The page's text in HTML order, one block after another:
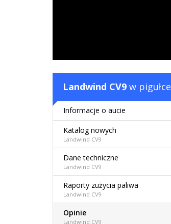
Landwind CV9 w pigułce
Informacje o aucie
Katalog nowych
Landwind CV9
Dane techniczne
Landwind CV9
Raporty zużycia paliwa
Landwind CV9
Opinie
Landwind CV9